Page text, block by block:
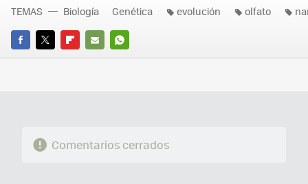
FACEBOOK
TWITTERFLIPBOARD
E-
WHATSAPP
TEMAS Biología Genética evolución olfato
Comentarios cerrados